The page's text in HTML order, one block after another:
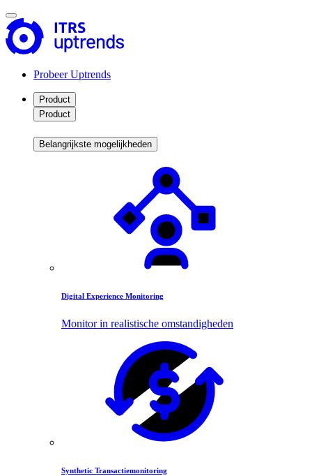
Probeer Uptrends
Product
Product
Belangrijkste mogelijkheden
Digital Experience Monitoring
Monitor in realistische omstandigheden
Synthetic Transactiemonitoring